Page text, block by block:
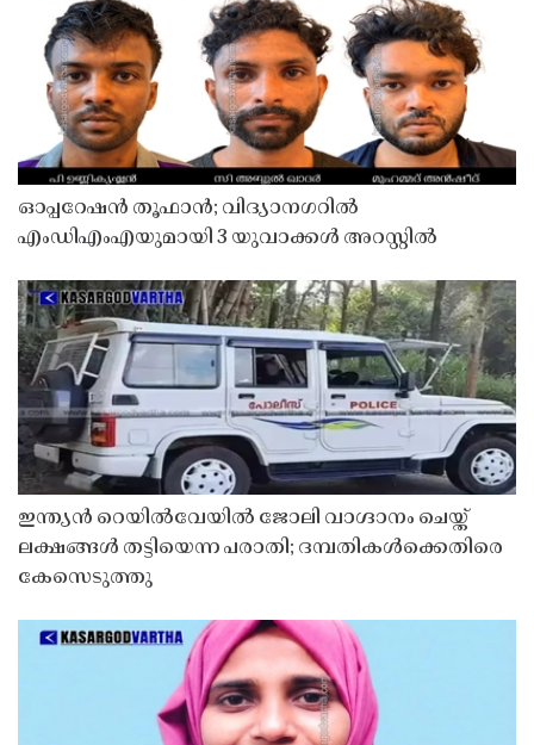
ഓപ്പറേഷൻ തൂഫാൻ; വിദ്യാനഗറിൽ
എംഡിഎംഎയുമായി 3 യുവാക്കൾ അറസ്റ്റിൽ
ഇന്ത്യൻ റെയിൽവേയിൽ ജോലി വാഗ്ദാനം ചെയ്ത്
ലക്ഷങ്ങൾ തട്ടിയെന്ന പരാതി; ദമ്പതികൾക്കെതിരെ
കേസെടുത്തു